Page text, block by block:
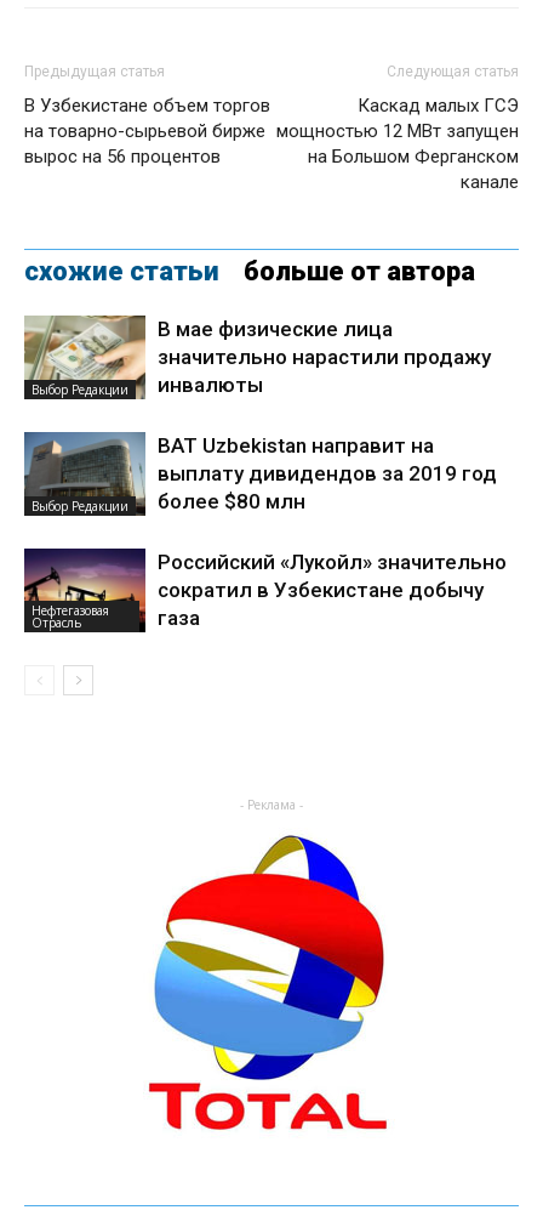
Предыдущая статья
В Узбекистане объем торгов
на товарно-сырьевой бирже
вырос на 56 процентов
Следующая статья
Каскад малых ГСЭ
мощностью 12 МВт запущен
на Большом Ферганском
канале
схожие статьи больше от автора
Выбор Редакции
В мае физические лица
значительно нарастили продажу
инвалюты
Выбор Редакции
BAT Uzbekistan направит на
выплату дивидендов за 2019 год
более $80 млн
Нефтегазовая
Отрасль
Российский «Лукойл» значительно
сократил в Узбекистане добычу
газа
- Реклама -